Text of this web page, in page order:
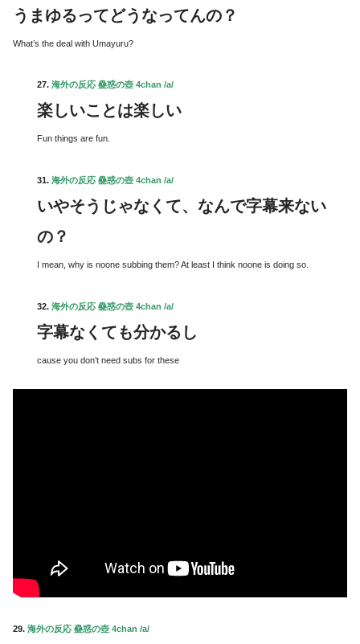
うまゆるってどうなってんの？
What’s the deal with Umayuru?
27. 海外の反応 蠱惑の壺 4chan /a/
楽しいことは楽しい
Fun things are fun.
31. 海外の反応 蠱惑の壺 4chan /a/
いやそうじゃなくて、なんで字幕来ない
の？
I mean, why is noone subbing them? At least I think noone is doing so.
32. 海外の反応 蠱惑の壺 4chan /a/
字幕なくても分かるし
cause you don’t need subs for these
29. 海外の反応 蠱惑の壺 4chan /a/